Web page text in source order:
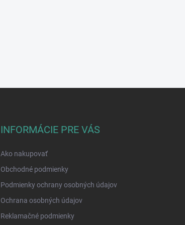
INFORMÁCIE PRE VÁS
Ako nakupovať
Obchodné podmienky
Podmienky ochrany osobných údajov
Ochrana osobných údajov
Reklamačné podmienky